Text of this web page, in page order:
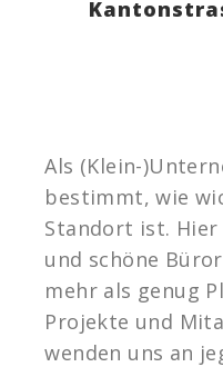
Als (Klein-
bestimmt, wie
Standort ist. Hier
und schöne
mehr als genug
Projekte und
wenden uns an